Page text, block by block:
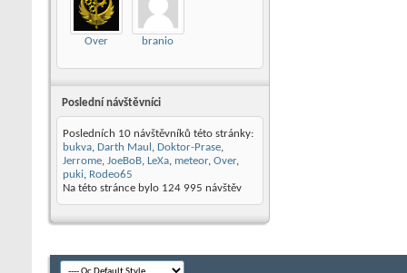
Over branio
Poslední návštěvníci
Posledních 10 návštěvníků této stránky:
bukva, Darth Maul , Doktor-Prase,
Jerrome, JoeBoB, LeXa, meteor, Over,
puki, Rodeo65
Na této stránce bylo 124 995 návštěv